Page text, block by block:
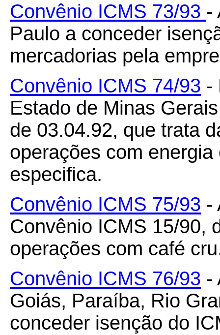
Convênio ICMS 73/93 -
Paulo a conceder
mercadorias pela
Convênio ICMS 74/93 -
Estado de Minas
de 03.04.92, que trata
operações com
especifica.
Convênio ICMS 75/93 -
Convênio ICMS 15/90,
operações com café
Convênio ICMS 76/93 -
Goiás, Paraíba, Rio
conceder isenção do